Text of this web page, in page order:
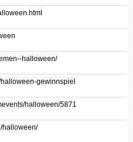
halloween/
gewinnspiel
halloween/5871
halloween/